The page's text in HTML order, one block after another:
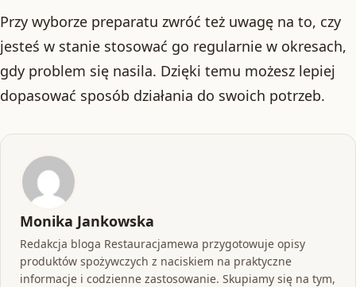
Przy wyborze preparatu zwróć też uwagę na to, czy
jesteś w stanie stosować go regularnie w okresach,
gdy problem się nasila. Dzięki temu możesz lepiej
dopasować sposób działania do swoich potrzeb.
Monika Jankowska
Redakcja bloga Restauracjamewa przygotowuje opisy
produktów spożywczych z naciskiem na praktyczne
informacje i codzienne zastosowanie. Skupiamy się na tym,